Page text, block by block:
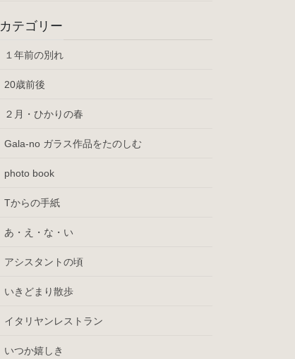
カテゴリー
１年前の別れ
20歳前後
２月・ひかりの春
Gala-no ガラス作品をたのしむ
photo book
Tからの手紙
あ・え・な・い
アシスタントの頃
いきどまり散歩
イタリヤンレストラン
いつか嬉しき